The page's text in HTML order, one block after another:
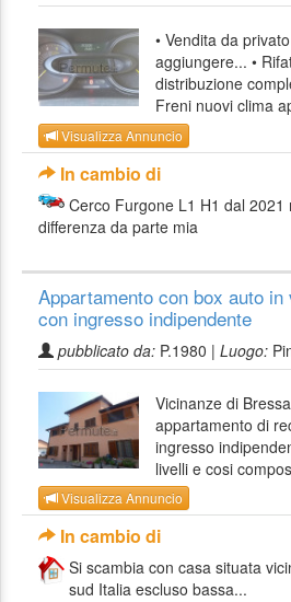
• Vendita da
aggiungere... •
distribuzione
Freni nuovi clima
Visualizza Annuncio
In cambio di
Cerco Furgone L1 H1 dal 2021
differenza da parte mia
Appartamento con box auto
con ingresso indipendente
pubblicato da: P.1980 | Luogo:
Vicinanze di
appartamento di
ingresso
livelli e cosi
Visualizza Annuncio
In cambio di
Si scambia con casa situata
sud Italia escluso bassa...